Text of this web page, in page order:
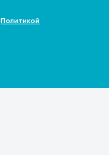
Политикой